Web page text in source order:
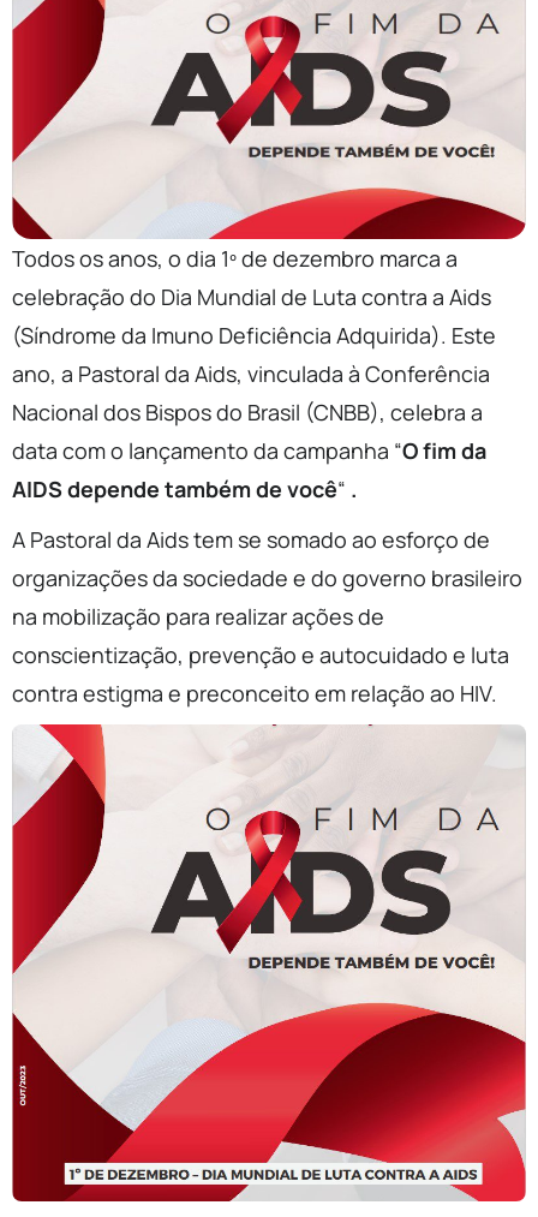
Todos os anos, o dia 1º de dezembro marca a
celebração do Dia Mundial de Luta contra a Aids
(Síndrome da Imuno Deficiência Adquirida). Este
ano, a Pastoral da Aids, vinculada à Conferência
Nacional dos Bispos do Brasil (CNBB), celebra a
data com o lançamento da campanha “O fim da
AIDS depende também de você“ .
A Pastoral da Aids tem se somado ao esforço de
organizações da sociedade e do governo brasileiro
na mobilização para realizar ações de
conscientização, prevenção e autocuidado e luta
contra estigma e preconceito em relação ao HIV.